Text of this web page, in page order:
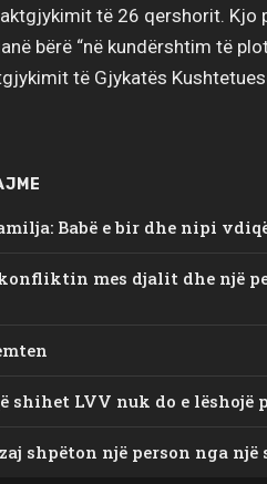
të 26 qershorit.
bërë “në kundërshtim të
të Gjykatës
Babë e bir dhe nipi
mes djalit dhe një
shihet LVV nuk do e
shpëton një person nga